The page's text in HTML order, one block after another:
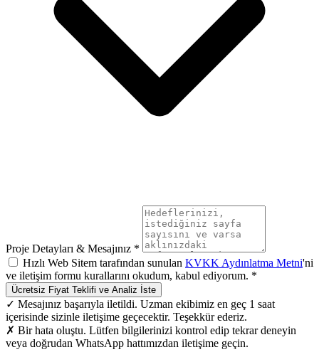
Proje Detayları & Mesajınız *
Hızlı Web Sitem tarafından sunulan KVKK Aydınlatma Metni'ni
ve iletişim formu kurallarını okudum, kabul ediyorum. *
Ücretsiz Fiyat Teklifi ve Analiz İste
✓ Mesajınız başarıyla iletildi. Uzman ekibimiz en geç 1 saat
içerisinde sizinle iletişime geçecektir. Teşekkür ederiz.
✗ Bir hata oluştu. Lütfen bilgilerinizi kontrol edip tekrar deneyin
veya doğrudan WhatsApp hattımızdan iletişime geçin.